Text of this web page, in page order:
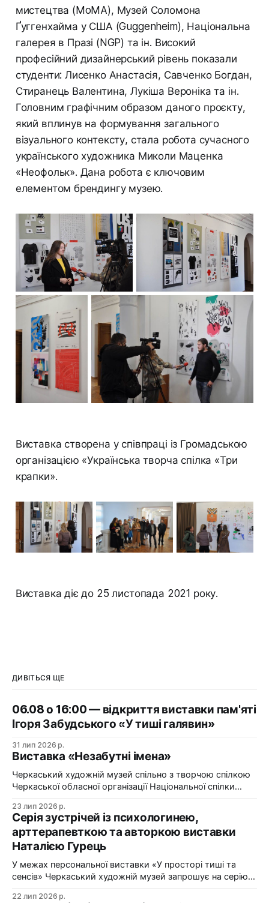
мистецтва (MoMA), Музей Соломона
Ґуггенхайма у США (Guggenheim), Національна
галерея в Празі (NGP) та ін. Високий
професійний дизайнерський рівень показали
студенти: Лисенко Анастасія, Савченко Богдан,
Стиранець Валентина, Лукіша Вероніка та ін.
Головним графічним образом даного проєкту,
який вплинув на формування загального
візуального контексту, стала робота сучасного
українського художника Миколи Маценка
«Неофольк». Дана робота є ключовим
елементом брендингу музею.
Виставка створена у співпраці із Громадською
організацією «Українська творча спілка «Три
крапки».
Виставка діє до 25 листопада 2021 року.
ДИВІТЬСЯ ЩЕ
06.08 о 16:00 — відкриття виставки пам'яті
Ігоря Забудського «У тиші галявин»
31 лип 2026 р.
Виставка «Незабутні імена»
Черкаський художній музей спільно з творчою спілкою
Черкаської обласної організації Національної спілки
імена». Виставка «Незабутні імена» — це мистецька
подорож у творчий спадок художників Черкащини, чий
життєвий шлях вже завершилися, але їх талант і
сьогодні продовжує промовляти до глядача мовою
образів, кольору та форми. До огляду
23 лип 2026 р.
Серія зустрічей із психологинею,
арттерапевткою та авторкою виставки
Наталією Гурець
У межах персональної виставки «У просторі тиші та
сенсів» Черкаський художній музей запрошує на серію
авторкою виставки Наталією Гурець. Протягом
22 лип 2026 р.